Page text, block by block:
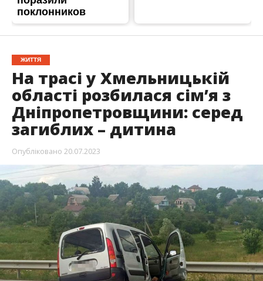
трасі М-30 поблизу села Шумівці
Хмельницького району сталася смертельна
ДТП. На дорозі зіштовхнулися Renault, у якому
їхала сім’я з Кривого Рогу, та вантажівка
Daewoo, за кермом якої перебував 49-річний
киянин. У результаті ДТП 46-річний водій
Renault та його 16-річна донька загинули на
місці події.